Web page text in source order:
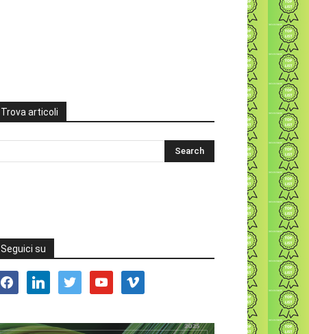
Trova articoli
Seguici su
facebooklinkedin twitter youtube vimeo